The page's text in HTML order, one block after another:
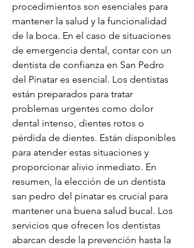
procedimientos son esenciales para
mantener la salud y la funcionalidad
de la boca. En el caso de situaciones
de emergencia dental, contar con un
dentista de confianza en San Pedro
del Pinatar es esencial. Los dentistas
están preparados para tratar
problemas urgentes como dolor
dental intenso, dientes rotos o
pérdida de dientes. Están disponibles
para atender estas situaciones y
proporcionar alivio inmediato. En
resumen, la elección de un dentista
san pedro del pinatar es crucial para
mantener una buena salud bucal. Los
servicios que ofrecen los dentistas
abarcan desde la prevención hasta la